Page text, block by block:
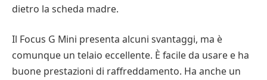
dietro la scheda madre.
Il Focus G Mini presenta alcuni svantaggi, ma è
comunque un telaio eccellente. È facile da usare e ha
buone prestazioni di raffreddamento. Ha anche un